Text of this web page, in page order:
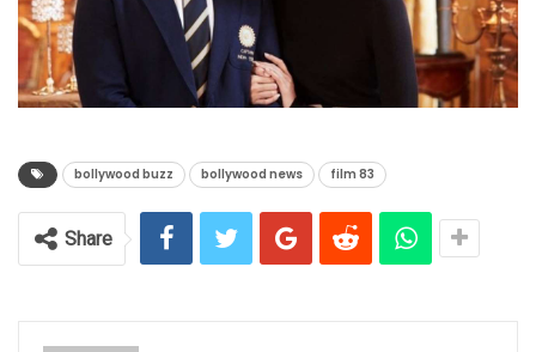
bollywood buzz bollywood news film 83
Share